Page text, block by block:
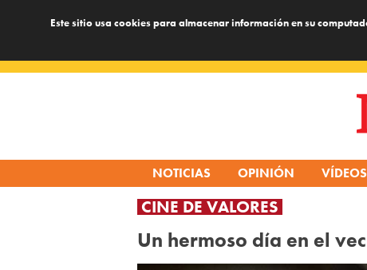
Este sitio usa cookies para almacenar información en su
NOTICIAS OPINIÓN VÍDEOS
CINE DE VALORES
Un hermoso día en el